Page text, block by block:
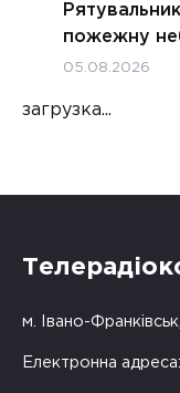
пожежну
05.08.2026
загрузка...
м. Івано-
Електронна адреса: